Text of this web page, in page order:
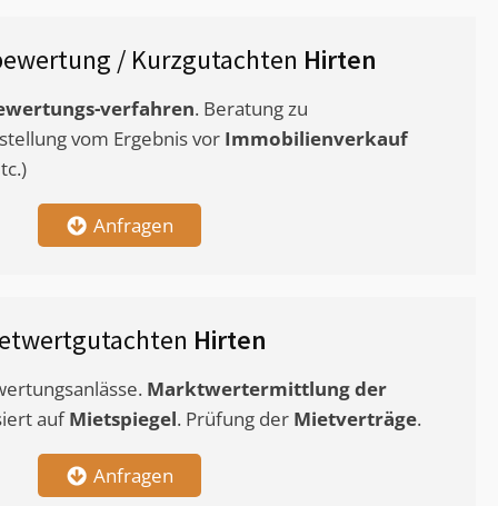
/ Kurzgutachten Hirten
verfahren. Beratung zu
vom Ergebnis vor Immobilienverkauf
Anfragen
Hirten
Marktwertermittlungder
aufMietspiegel. Prüfung der Mietverträge.
Anfragen